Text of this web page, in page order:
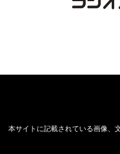
本サイトに記載されている画像、